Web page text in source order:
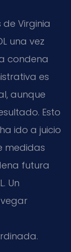
Virginia
una vez
condena
es
aunque
Esto
ido a juicio
medidas
futura
Un